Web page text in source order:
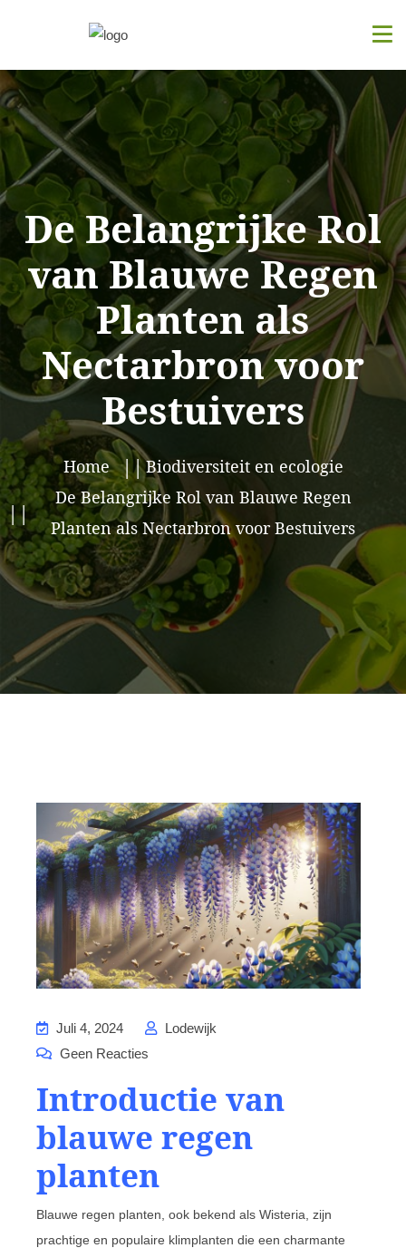
De Belangrijke Rol
van Blauwe Regen
Planten als
Nectarbron voor
Bestuivers
Home
Biodiversiteit en ecologie
De Belangrijke Rol van Blauwe Regen
Planten als Nectarbron voor Bestuivers
Juli 4, 2024
Lodewijk
Geen Reacties
Introductie van
blauwe regen
planten
Blauwe regen planten, ook bekend als Wisteria, zijn
prachtige en populaire klimplanten die een charmante